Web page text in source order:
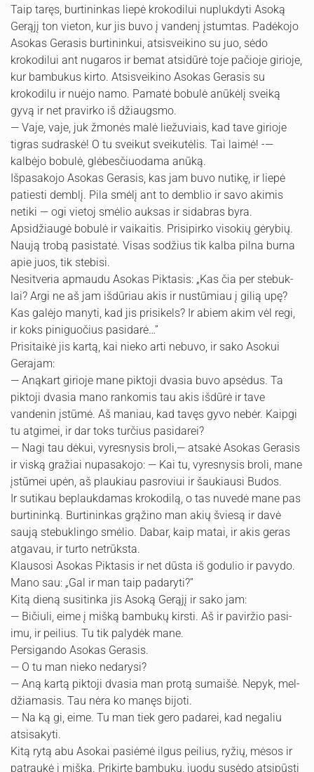
Taip taręs, burtininkas liepė krokodilui nuplukdyti Asoką
Gerąjį ton vieton, kur jis buvo į vandenį įstumtas. Padėkojo
Asokas Gerasis burtininkui, atsisveikino su juo, sėdo
krokodi­lui ant nugaros ir bemat atsidūrė toje pačioje girioje,
kur bambukus kirto. Atsisveikino Asokas Gerasis su
krokodilu ir nuėjo namo. Pamatė bobulė anūkėlį sveiką
gyvą ir net pravirko iš džiaugsmo.
— Vaje, vaje, juk žmonės malė liežuviais, kad tave girioje
tigras sudraskė! O tu sveikut sveikutėlis. Tai laimė! -—
kalbėjo bobulė, glėbesčiuodama anūką.
Išpasakojo Asokas Gerasis, kas jam buvo nutikę, ir liepė
pa­tiesti demblį. Pila smėlį ant to demblio ir savo akimis
netiki — ogi vietoj smėlio auksas ir sidabras byra.
Apsidžiaugė bobulė ir vaikaitis. Prisipirko visokių gėrybių.
Naują trobą pasistatė. Visas sodžius tik kalba pilna burna
apie juos, tik stebisi.
Nesitveria apmaudu Asokas Piktasis: „Kas čia per stebuk­
lai? Argi ne aš jam išdūriau akis ir nustūmiau į gilią upę?
Kas galėjo manyti, kad jis prisikels? Ir abiem akim vėl regi,
ir koks piniguočius pasidarė…”
Prisitaikė jis kartą, kai nieko arti nebuvo, ir sako Asokui
Gerajam:
— Anąkart girioje mane piktoji dvasia buvo apsėdus. Ta
piktoji dvasia mano rankomis tau akis išdūrė ir tave
vandenin įstūmė. Aš maniau, kad tavęs gyvo nebėr. Kaipgi
tu atgimei, ir dar toks turčius pasidarei?
— Nagi tau dėkui, vyresnysis broli,— atsakė Asokas Gera­sis
ir viską gražiai nupasakojo: — Kai tu, vyresnysis broli, mane
įstūmei upėn, aš plaukiau pasroviui ir šaukiausi Budos.
Ir sutikau beplaukdamas krokodilą, o tas nuvedė mane pas
bur­tininką. Burtininkas grąžino man akių šviesą ir davė
saują ste­buklingo smėlio. Dabar, kaip matai, ir akis geras
atgavau, ir turto netrūksta.
Klausosi Asokas Piktasis ir net dūsta iš godulio ir pavydo.
Mano sau: „Gal ir man taip padaryti?”
Kitą dieną susitinka jis Asoką Gerąjį ir sako jam:
— Bičiuli, eime į mišką bambukų kirsti. Aš ir paviržio pasi­
imu, ir peilius. Tu tik palydėk mane.
Persigando Asokas Gerasis.
— O tu man nieko nedarysi?
— Aną kartą piktoji dvasia man protą sumaišė. Nepyk, mel­
džiamasis. Tau nėra ko manęs bijoti.
— Na ką gi, eime. Tu man tiek gero padarei, kad negaliu
atsisakyti.
Kitą rytą abu Asokai pasiėmė ilgus peilius, ryžių, mėsos ir
patraukė į mišką. Prikirte bambukų, juodu susėdo atsipūsti